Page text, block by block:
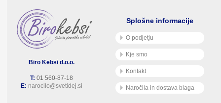
Biro Kebsi d.o.o.
T: 01 560-87-18
E: narocilo@svetidej.si
Splošne informacije
O podjetju
Kje smo
Kontakt
Naročila in dostava blaga